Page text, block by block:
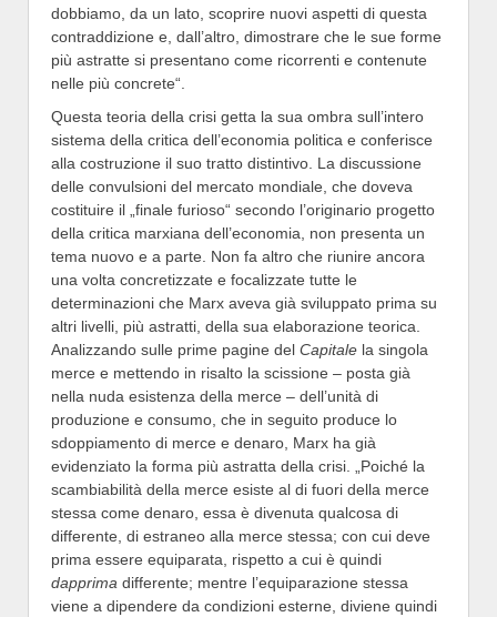
dobbiamo, da un lato, scoprire nuovi aspetti di questa
contraddizione e, dall’altro, dimostrare che le sue forme
più astratte si presentano come ricorrenti e contenute
nelle più concrete“.
Questa teoria della crisi getta la sua ombra sull’intero
sistema della critica dell’economia politica e conferisce
alla costruzione il suo tratto distintivo. La discussione
delle convulsioni del mercato mondiale, che doveva
costituire il „finale furioso“ secondo l’originario progetto
della critica marxiana dell’economia, non presenta un
tema nuovo e a parte. Non fa altro che riunire ancora
una volta concretizzate e focalizzate tutte le
determinazioni che Marx aveva già sviluppato prima su
altri livelli, più astratti, della sua elaborazione teorica.
Analizzando sulle prime pagine del Capitale la singola
merce e mettendo in risalto la scissione – posta già
nella nuda esistenza della merce – dell’unità di
produzione e consumo, che in seguito produce lo
sdoppiamento di merce e denaro, Marx ha già
evidenziato la forma più astratta della crisi. „Poiché la
scambiabilità della merce esiste al di fuori della merce
stessa come denaro, essa è divenuta qualcosa di
differente, di estraneo alla merce stessa; con cui deve
prima essere equiparata, rispetto a cui è quindi
dapprima differente; mentre l’equiparazione stessa
viene a dipendere da condizioni esterne, diviene quindi